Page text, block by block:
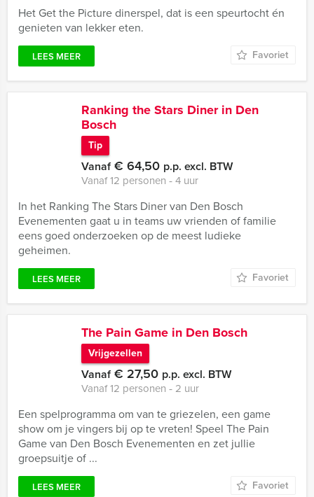
Het Get the Picture dinerspel, dat is een speurtocht én
genieten van lekker eten.
LEES MEER Favoriet
Ranking the Stars Diner in Den
Bosch
Tip
Vanaf€ 64,50 p.p. excl. BTW
Vanaf 12 personen ‐ 4 uur
In het Ranking The Stars Diner van Den Bosch
Evenementen gaat u in teams uw vrienden of familie
eens goed onderzoeken op de meest ludieke
geheimen.
LEES MEER Favoriet
The Pain Game in Den Bosch
Vrijgezellen
Vanaf€ 27,50 p.p. excl. BTW
Vanaf 12 personen ‐ 2 uur
Een spelprogramma om van te griezelen, een game
show om je vingers bij op te vreten! Speel The Pain
Game van Den Bosch Evenementen en zet jullie
groepsuitje of ...
LEES MEER Favoriet